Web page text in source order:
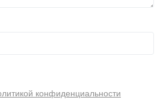
конфиденциальности